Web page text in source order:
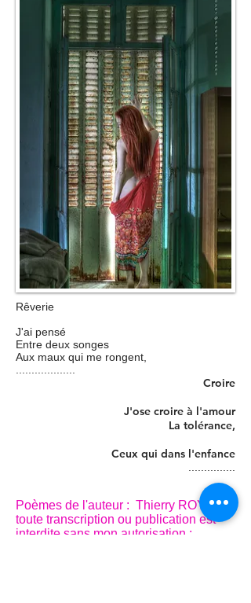
Rêverie
J'ai pensé
Entre deux songes
Aux maux qui me rongent,
Croire
J'ose croire à l'amour
La tolérance,
Ceux qui dans l'enfance
Poèmes de l'auteur : Thierry ROYER
toute transcription ou publication est
interdite sans mon autorisation ;